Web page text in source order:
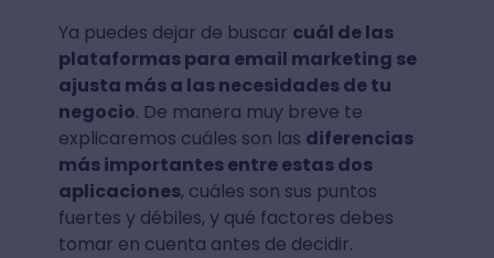
Ya puedes dejar de buscar cuál de las
plataformas para email marketing se
ajusta más a las necesidades de tu
negocio. De manera muy breve te
explicaremos cuáles son las diferencias
más importantes entre estas dos
aplicaciones, cuáles son sus puntos
fuertes y débiles, y qué factores debes
tomar en cuenta antes de decidir.